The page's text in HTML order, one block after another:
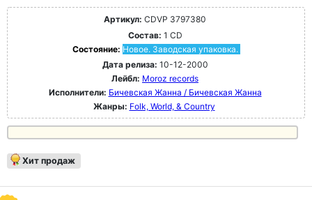
Артикул: CDVP 3797380
Состав: 1 CD
Состояние: Новое. Заводская упаковка.
Дата релиза: 10-12-2000
Лейбл: Moroz records
Исполнители: Бичевская Жанна / Бичевская Жанна
Жанры: Folk, World, & Country
Хит продаж